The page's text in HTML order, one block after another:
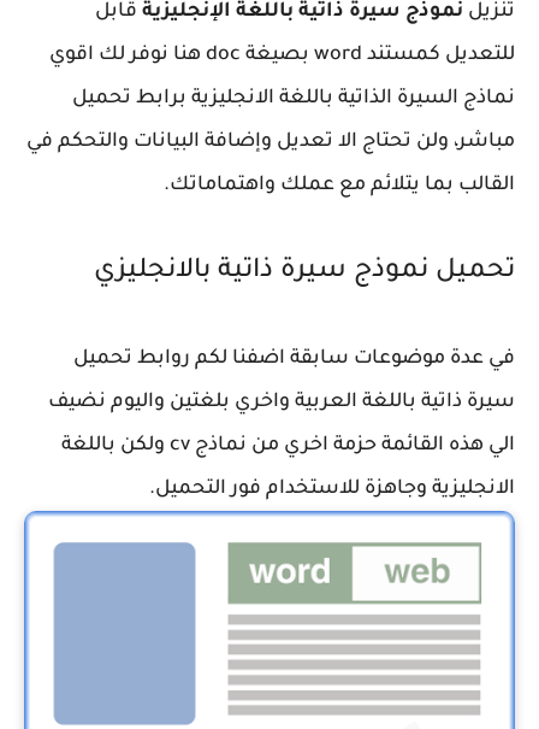
تنزيل نموذج سيرة ذاتية باللغة الإنجليزية قابل
للتعديل كمستند word بصيغة doc هنا نوفر لك اقوي
نماذج السيرة الذاتية باللغة الانجليزية برابط تحميل
مباشر، ولن تحتاج الا تعديل وإضافة البيانات والتحكم في
القالب بما يتلائم مع عملك واهتماماتك.
تحميل نموذج سيرة ذاتية بالانجليزي
في عدة موضوعات سابقة اضفنا لكم روابط تحميل
سيرة ذاتية باللغة العربية واخري بلغتين واليوم نضيف
الي هذه القائمة حزمة اخري من نماذج cv ولكن باللغة
الانجليزية وجاهزة للاستخدام فور التحميل.